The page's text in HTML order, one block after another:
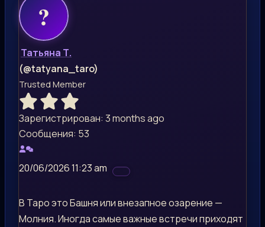
Татьяна Т.
(@tatyana_taro)
Trusted Member
Зарегистрирован: 3 months ago
Сообщения: 53
20/06/2026 11:23 am
В Таро это Башня или внезапное озарение —
Молния. Иногда самые важные встречи приходят